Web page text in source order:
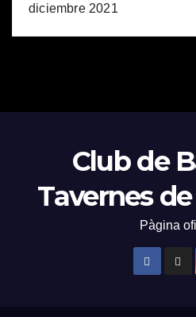
diciembre 2021
Club de
Tavernes
Pàgina